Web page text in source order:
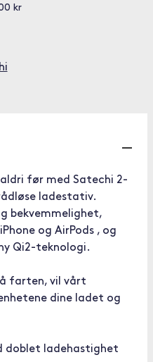
kr
før med Satechi 2-
ladestativ.
bekvemmelighet,
og AirPods , og
Qi2-teknologi.
farten, vil vårt
dine ladet og
doblet ladehastighet